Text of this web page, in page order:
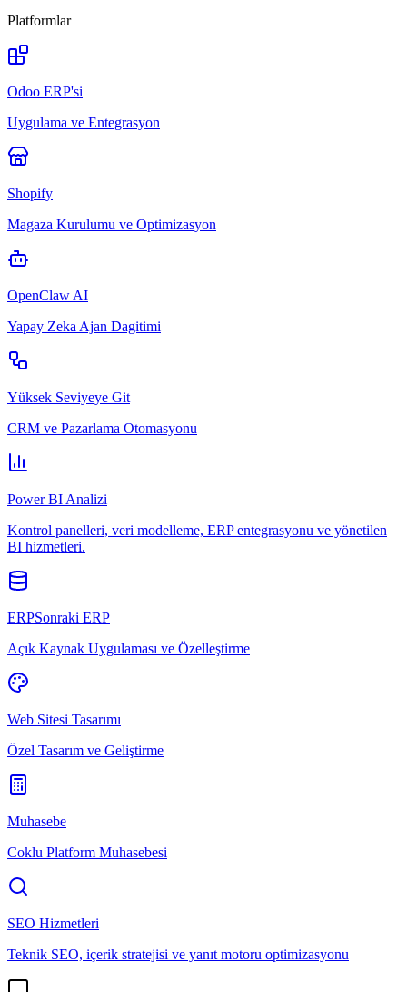
Platformlar
Odoo ERP'si
Uygulama ve Entegrasyon
Shopify
Magaza Kurulumu ve Optimizasyon
OpenClaw AI
Yapay Zeka Ajan Dagitimi
Yüksek Seviyeye Git
CRM ve Pazarlama Otomasyonu
Power BI Analizi
Kontrol panelleri, veri modelleme, ERP entegrasyonu ve yönetilen
BI hizmetleri.
ERPSonraki ERP
Açık Kaynak Uygulaması ve Özelleştirme
Web Sitesi Tasarımı
Özel Tasarım ve Geliştirme
Muhasebe
Coklu Platform Muhasebesi
SEO Hizmetleri
Teknik SEO, içerik stratejisi ve yanıt motoru optimizasyonu